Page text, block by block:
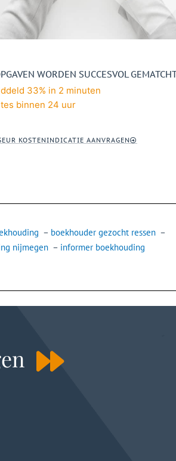
WORDEN SUCCESVOL
33% in 2 minuten
binnen 24 uur
KOSTENINDICATIE AANVRAGEN
– boekhouder gezocht ressen –
nijmegen – informer boekhouding